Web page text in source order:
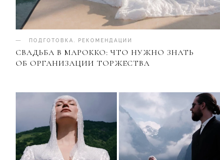
ПОДГОТОВКА. РЕКОМЕНДАЦИИ
СВАДЬБА В МАРОККО: ЧТО НУЖНО ЗНАТЬ
ОБ ОРГАНИЗАЦИИ ТОРЖЕСТВА